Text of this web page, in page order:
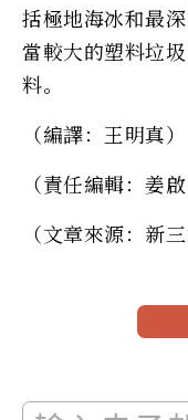
括極地海冰和最
當較大的塑料垃
料。
（編譯：王明真）
（責任編輯：姜啟
（文章來源：新